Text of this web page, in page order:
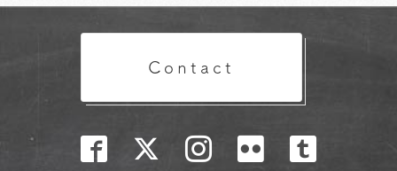
Contact